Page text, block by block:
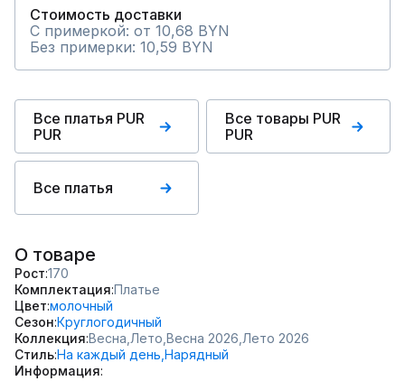
Стоимость доставки
С примеркой: от 10,68 BYN
Без примерки: 10,59 BYN
Все платья PUR
PUR
Все товары PUR
PUR
Все платья
О товаре
Рост 170
Комплектация Платье
Цвет молочный
Сезон Круглогодичный
Коллекция Весна, Лето, Весна 2026, Лето 2026
СтильНа каждый день, Нарядный
Информация